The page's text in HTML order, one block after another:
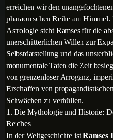
erreichen wir den
pharaonischen Reihe am Himmel.
Astrologie steht Ramses für die
unerschütterlichen Willen zur
Selbstdarstellung und das
monumentale Taten die Zeit
von grenzenloser Arroganz,
Erschaffen von
Schwächen zu verhüllen.
1. Die Mythologie und Historie:
Reiches
In der Weltgeschichte ist Ramses